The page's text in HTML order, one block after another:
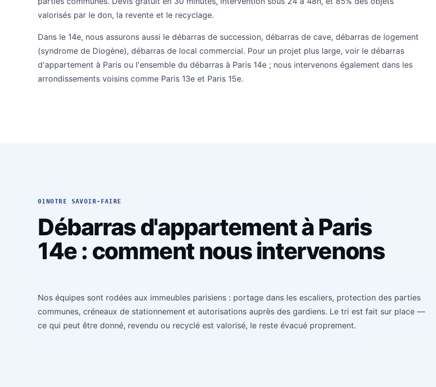
valorisés par le don, la revente et le recyclage.
Dans le 14e, nous assurons aussi le débarras de succession, débarras de cave, débarras de logement
(syndrome de Diogène), débarras de local commercial. Pour un projet plus large, voir le débarras
d'appartement à Paris ou l'ensemble du débarras à Paris 14e ; nous intervenons également dans les
arrondissements voisins comme Paris 13e et Paris 15e.
01 NOTRE SAVOIR-FAIRE
Débarras d'appartement à Paris
14e : comment nous intervenons
Nos équipes sont rodées aux immeubles parisiens : portage dans les escaliers, protection des parties
communes, créneaux de stationnement et autorisations auprès des gardiens. Le tri est fait sur place —
ce qui peut être donné, revendu ou recyclé est valorisé, le reste évacué proprement.